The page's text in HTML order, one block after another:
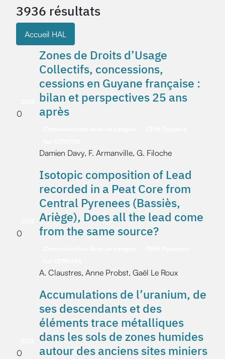
3936 résultats
Accueil HAL
0
Zones de Droits d’Usage
Collectifs, concessions,
cessions en Guyane française :
bilan et perspectives 25 ans
après
Damien Davy, F. Armanville, G. Filoche
0
Isotopic composition of Lead
recorded in a Peat Core from
Central Pyrenees (Bassiès,
Ariège), Does all the lead come
from the same source?
A. Claustres, Anne Probst, Gaël Le Roux
0
Accumulations de l’uranium, de
ses descendants et des
éléments trace métalliques
dans les sols de zones humides
autour des anciens sites miniers